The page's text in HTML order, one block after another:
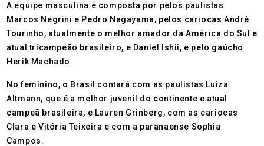
A equipe masculina é composta por pelos paulistas
Marcos Negrini e Pedro Nagayama, pelos cariocas André
Tourinho, atualmente o melhor amador da América do Sul e
atual tricampeão brasileiro, e Daniel Ishii, e pelo gaúcho
Herik Machado.
No feminino, o Brasil contará com as paulistas Luiza
Altmann, que é a melhor juvenil do continente e atual
campeã brasileira, e Lauren Grinberg, com as cariocas
Clara e Vitória Teixeira e com a paranaense Sophia
Campos.